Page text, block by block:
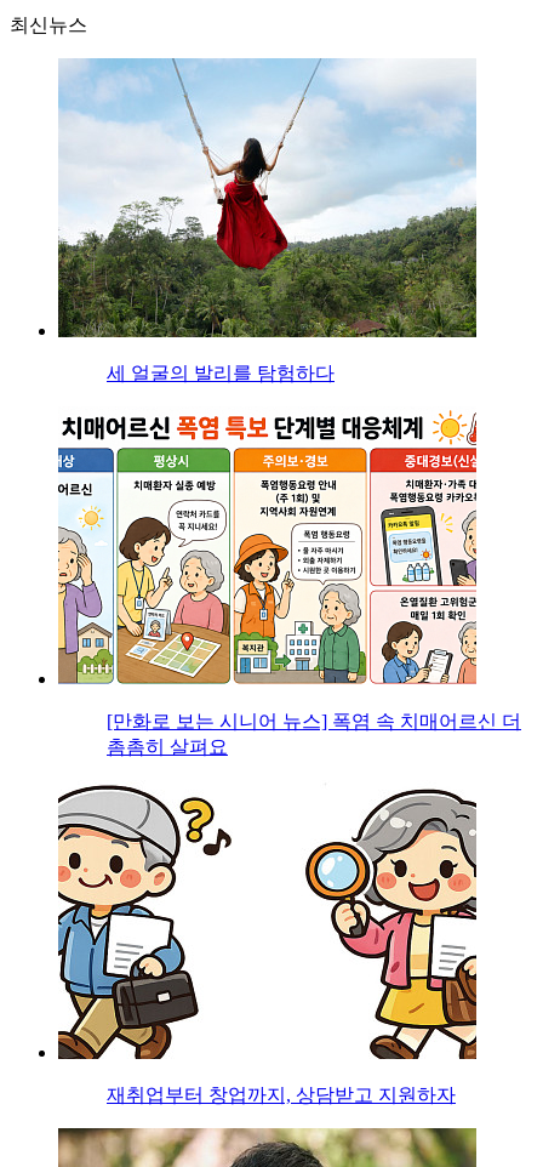
최신뉴스
세 얼굴의 발리를 탐험하다
[만화로 보는 시니어 뉴스] 폭염 속 치매어르신 더
촘촘히 살펴요
재취업부터 창업까지, 상담받고 지원하자